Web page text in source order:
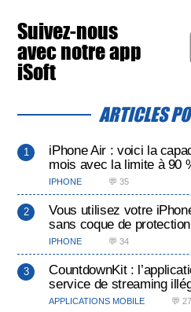
Suivez-nous
avec notre app
iSoft
ARTICLES
iPhone Air : voici la
mois avec la limite à 90
IPHONE 💬 35
Vous utilisez votre
sans coque de protection
IPHONE 💬 34
CountdownKit :
service de streaming
APPLICATIONS MOBILE 💬 27